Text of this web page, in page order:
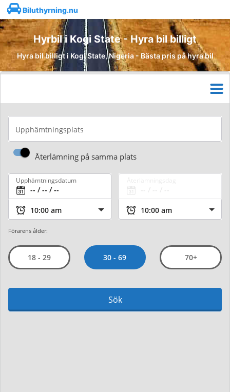
Biluthyrning.nu
Hyrbil i Kogi State - Hyra bil billigt
Hyra bil billigt i Kogi State, Nigeria - Bästa pris på hyra bil
Upphämtningsplats
Återlämning på samma plats
Upphämtningsdatum
Förarens ålder:
18 - 29 30 - 69 70+
Sök